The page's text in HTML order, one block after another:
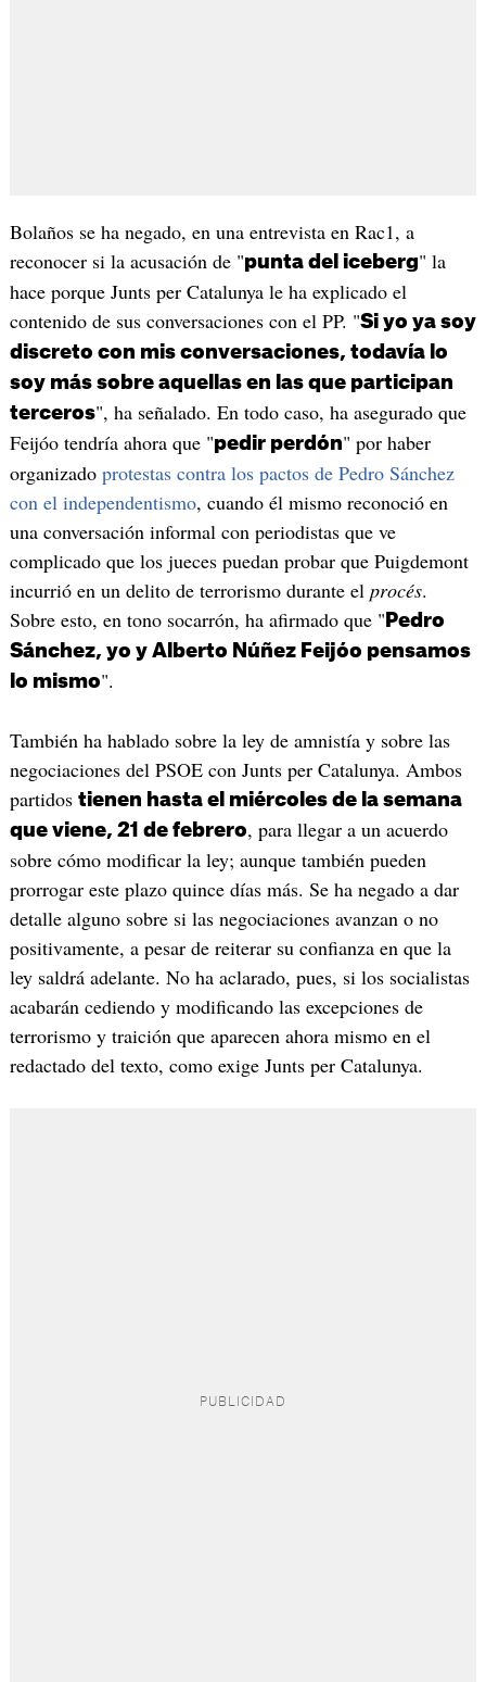
Bolaños se ha negado, en una entrevista en Rac1, a
reconocer si la acusación de "punta del iceberg" la
hace porque Junts per Catalunya le ha explicado el
contenido de sus conversaciones con el PP. "Si yo ya soy
discreto con mis conversaciones, todavía lo
soy más sobre aquellas en las que participan
terceros", ha señalado. En todo caso, ha asegurado que
Feijóo tendría ahora que "pedir perdón" por haber
organizado protestas contra los pactos de Pedro Sánchez
con el independentismo, cuando él mismo reconoció en
una conversación informal con periodistas que ve
complicado que los jueces puedan probar que Puigdemont
incurrió en un delito de terrorismo durante el procés.
Sobre esto, en tono socarrón, ha afirmado que " Pedro
Sánchez, yo y Alberto Núñez Feijóo pensamos
lo mismo".
También ha hablado sobre la ley de amnistía y sobre las
negociaciones del PSOE con Junts per Catalunya. Ambos
partidos tienen hasta el miércoles de la semana
que viene, 21 de febrero, para llegar a un acuerdo
sobre cómo modificar la ley; aunque también pueden
prorrogar este plazo quince días más. Se ha negado a dar
detalle alguno sobre si las negociaciones avanzan o no
positivamente, a pesar de reiterar su confianza en que la
ley saldrá adelante. No ha aclarado, pues, si los socialistas
acabarán cediendo y modificando las excepciones de
terrorismo y traición que aparecen ahora mismo en el
redactado del texto, como exige Junts per Catalunya.